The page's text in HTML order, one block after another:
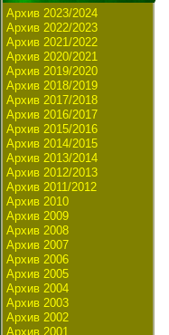
Архив 2023/2024
Архив 2022/2023
Архив 2021/2022
Архив 2020/2021
Архив 2019/2020
Архив 2018/2019
Архив 2017/2018
Архив 2016/2017
Архив 2015/2016
Архив 2014/2015
Архив 2013/2014
Архив 2012/2013
Архив 2011/2012
Архив 2010
Архив 2009
Архив 2008
Архив 2007
Архив 2006
Архив 2005
Архив 2004
Архив 2003
Архив 2002
Архив 2001